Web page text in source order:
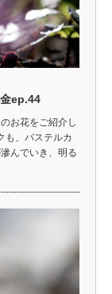
ep.44
お花をご紹介し
も、パステルカ
んでいき、明る